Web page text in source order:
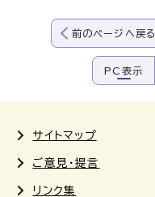
前のページへ戻る
PC表示
サイトマップ
ご意見・提言
リンク集